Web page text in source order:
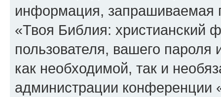
информация, запрашиваемая
«Твоя Библия: христианский
пользователя, вашего
как необходимой, так и
администрации конференции